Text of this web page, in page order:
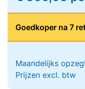
Goedkoper na 7
Maandelijks
Prijzen excl. btw